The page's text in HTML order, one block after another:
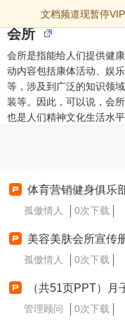
文档频道现暂停
会所
会所是指能给人们提供健
动内容包括康体活动、娱
等，涉及到广泛的知识领
装等。因此，可以说，会
也是人们精神文化生活水
体育营销健身俱乐
孤傲情人 0次下载
美容美肤会所宣传
孤傲情人 0次下载
（共51页PPT）
管理顾问 0次下载